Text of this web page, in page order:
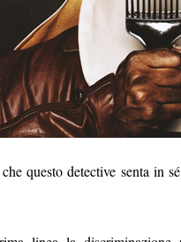
questo detective senta in